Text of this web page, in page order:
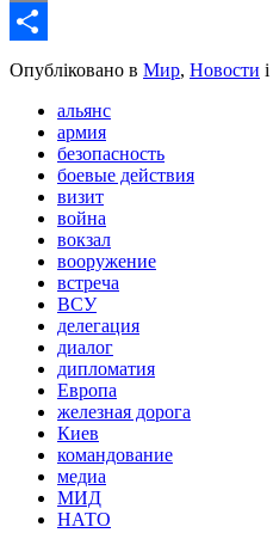
Email
Share
Опубліковано в Мир, Новости і
альянс
армия
безопасность
боевые действия
визит
война
вокзал
вооружение
встреча
ВСУ
делегация
диалог
дипломатия
Европа
железная дорога
Киев
командование
медиа
МИД
НАТО